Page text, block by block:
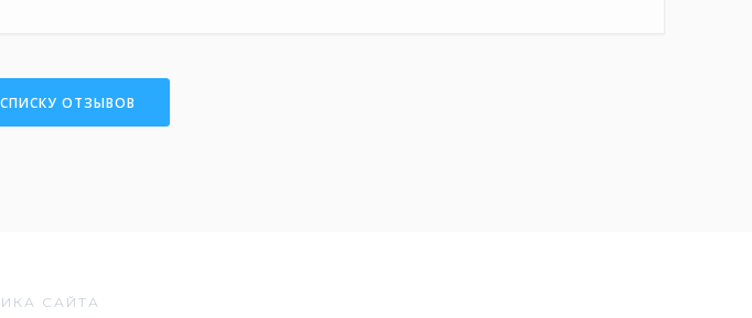
СПИСКУ ОТЗЫВОВ
САЙТА